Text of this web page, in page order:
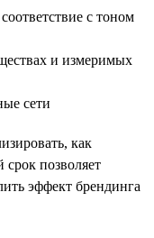
с тоном
и измеримых
сети
как
позволяет
эффект брендинга